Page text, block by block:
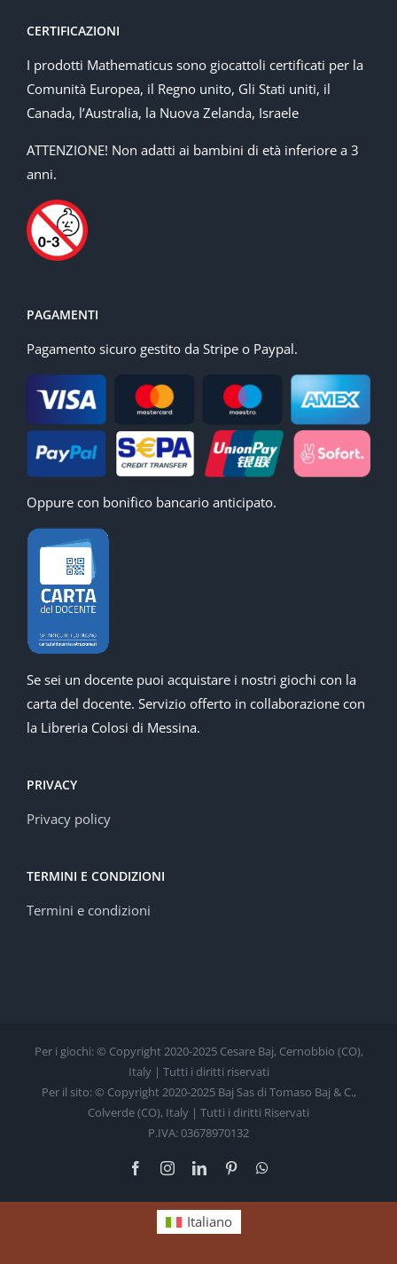
CERTIFICAZIONI
I prodotti Mathematicus sono giocattoli certificati per la
Comunità Europea, il Regno unito, Gli Stati uniti, il
Canada, l’Australia, la Nuova Zelanda, Israele
ATTENZIONE! Non adatti ai bambini di età inferiore a 3
anni.
PAGAMENTI
Pagamento sicuro gestito da Stripe o Paypal.
Oppure con bonifico bancario anticipato.
Se sei un docente puoi acquistare i nostri giochi con la
carta del docente. Servizio offerto in collaborazione con
la Libreria Colosi di Messina.
PRIVACY
Privacy policy
TERMINI E CONDIZIONI
Termini e condizioni
Per i giochi: © Copyright 2020-2025 Cesare Baj, Cernobbio (CO),
Italy | Tutti i diritti riservati
Per il sito: © Copyright 2020-2025 Baj Sas di Tomaso Baj & C.,
Colverde (CO), Italy | Tutti i diritti Riservati
P.IVA: 03678970132
FacebookInstagramLinkedInPinterest
Italiano